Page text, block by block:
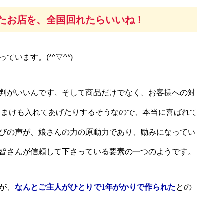
店を、全国回れたらいいね！
っています。(*^▽^*)
がいいんです。そして商品だけでなく、お客様への対
けも入れてあげたりするそうなので、本当に喜ばれて
の声が、娘さんの力の原動力であり、励みになってい
んが信頼して下さっている要素の一つのようです。
、 なんとご主人がひとりで1年がかりで作られたとの